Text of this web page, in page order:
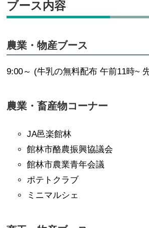
ブース内容
農業・物産ブース
9:00～ (牛乳の無料配布 午前11時~
農業・畜産物コーナー
JA邑楽館林
館林市酪農振興協議会
館林市農業青年会議
ポテトクラブ
ミニマルシェ